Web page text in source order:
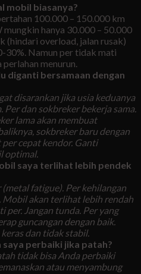
mobil biasanya?
100.000 – 150.000 km
mungkin hanya 30.000 – 50.000
(hindari overload, jalan rusak)
30%. Namun per tidak mati
menurun.
diganti bersamaan dengan
disarankan jika usia keduanya
Per dan sokbreker bekerja sama.
lama akan membuat
sokbreker baru dengan
cepat kendor. Ganti
optimal.
saya terlihat lebih pendek
(metal fatigue). Per kehilangan
Mobil akan terlihat lebih rendah
per. Jangan tunda. Per yang
guncangan dengan baik.
dan tidak stabil.
perbaiki jika patah?
tidak bisa Anda perbaiki
atau menyambung